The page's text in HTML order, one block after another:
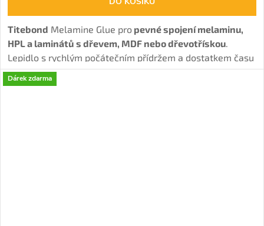
Titebond Melamine Glue pro pevné spojení melaminu,
HPL a laminátů s dřevem, MDF nebo dřevotřískou
Lepidlo s rychlým počátečním přídržem a dostatkem času
na přesné slícování.
Dárek zdarma